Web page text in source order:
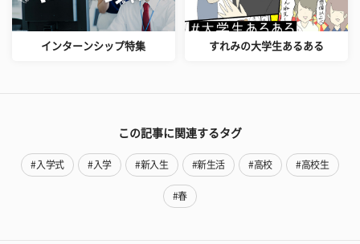
インターンシップ特集 すれみの大学生あるある
この記事に関連するタグ
#入学式 #入学 #新入生 #新生活 #高校 #高校生
#春